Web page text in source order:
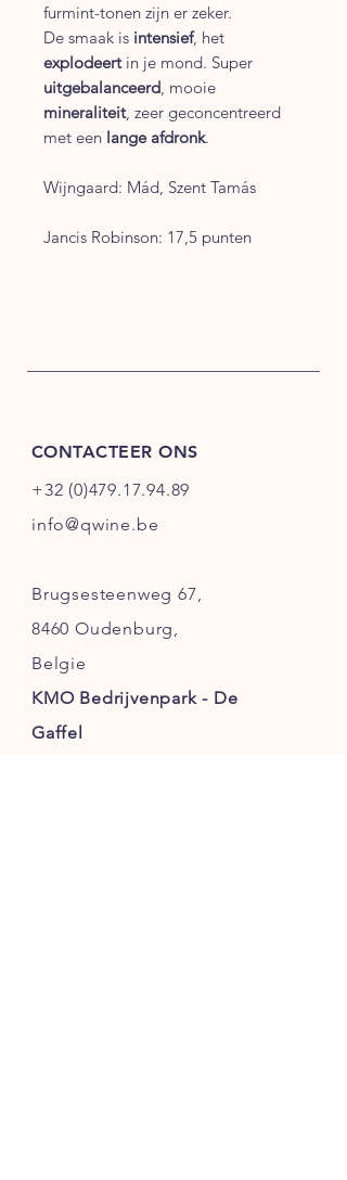
furmint-tonen zijn er zeker.
De smaak is intensief, het
explodeert in je mond. Super
uitgebalanceerd , mooie
mineraliteit, zeer geconcentreerd
met een lange afdronk.
Wijngaard: Mád, Szent Tamás
Jancis Robinson: 17,5 punten
CONTACTEER ONS
+32 (0)479.17.94.89
info@qwine.be
Brugsesteenweg 67,
8460 Oudenburg,
Belgie
KMO Bedrijvenpark - De
Gaffel